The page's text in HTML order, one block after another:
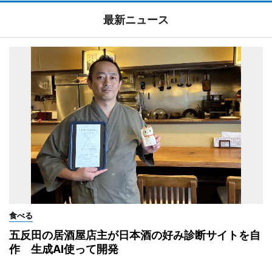
最新ニュース
食べる
五反田の居酒屋店主が日本酒の好み診断サイトを自
作 生成AI使って開発